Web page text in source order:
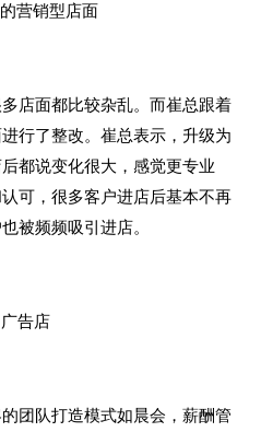
营销型店面
店面都比较杂乱。而崔总跟着
行了整改。崔总表示，升级为
都说变化很大，感觉更专业
可，很多客户进店后基本不再
被频频吸引进店。
团队打造模式如晨会，薪酬管